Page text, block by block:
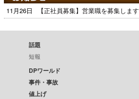
11月26日 【正社員募集】営業職を募集します
話題
短報
DPワールド
事件・事故
値上げ